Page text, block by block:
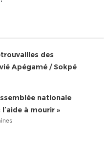
des
Apégamé / Sokpé
nationale
à mourir »